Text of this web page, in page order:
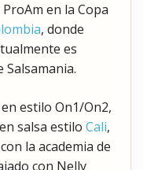
en la Copa
, donde
es
estilo On1/On2,
salsa estilo Cali,
la academia de
con Nelly